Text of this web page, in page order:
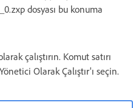
dosyası bu konuma
çalıştırın. Komut satırı
Olarak Çalıştır'ı seçin.